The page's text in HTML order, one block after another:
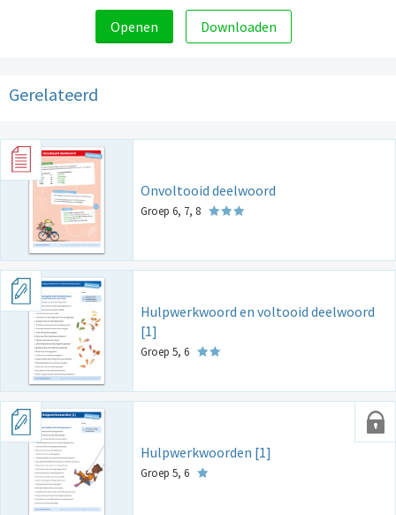
Openen Downloaden
Gerelateerd
Onvoltooid deelwoord
Groep 6, 7, 8
Hulpwerkwoord en voltooid deelwoord
[1]
Groep 5, 6
Hulpwerkwoorden [1]
Groep 5, 6